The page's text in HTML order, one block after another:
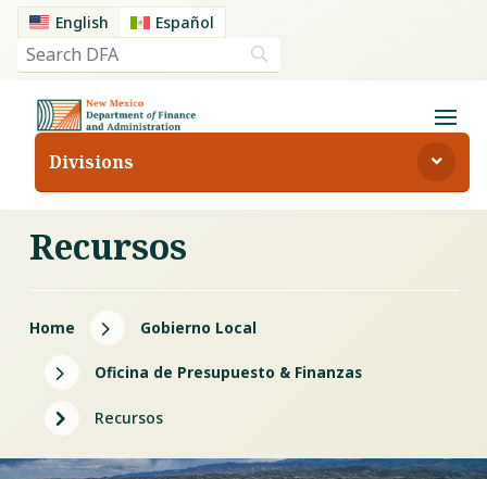
English Español
Divisions
Recursos
Home 5 Gobierno Local
5 Oficina de Presupuesto & Finanzas
5 Recursos